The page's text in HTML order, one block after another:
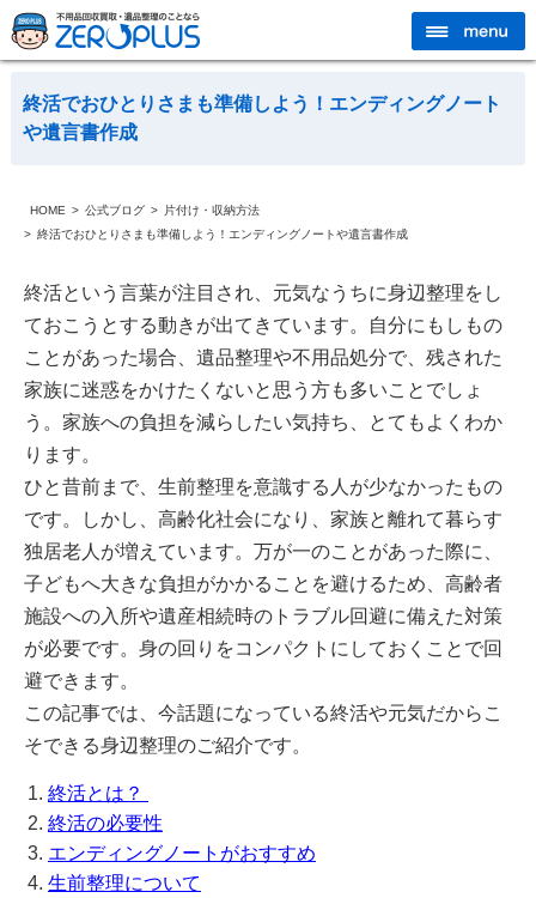
終活でおひとりさまも準備しよう！エンディングノート
や遺言書作成
HOME 公式ブログ
片付け・収納方法
終活でおひとりさまも準備しよう！エンディングノートや遺言書作成
終活という言葉が注目され、元気なうちに身辺整理をし
ておこうとする動きが出てきています。自分にもしもの
ことがあった場合、遺品整理や不用品処分で、残された
家族に迷惑をかけたくないと思う方も多いことでしょ
う。家族への負担を減らしたい気持ち、とてもよくわか
ります。
ひと昔前まで、生前整理を意識する人が少なかったもの
です。しかし、高齢化社会になり、家族と離れて暮らす
独居老人が増えています。万が一のことがあった際に、
子どもへ大きな負担がかかることを避けるため、高齢者
施設への入所や遺産相続時のトラブル回避に備えた対策
が必要です。身の回りをコンパクトにしておくことで回
避できます。
この記事では、今話題になっている終活や元気だからこ
そできる身辺整理のご紹介です。
終活とは？
終活の必要性
エンディングノートがおすすめ
生前整理について